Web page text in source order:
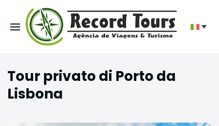
Tour privato di Porto da
Lisbona